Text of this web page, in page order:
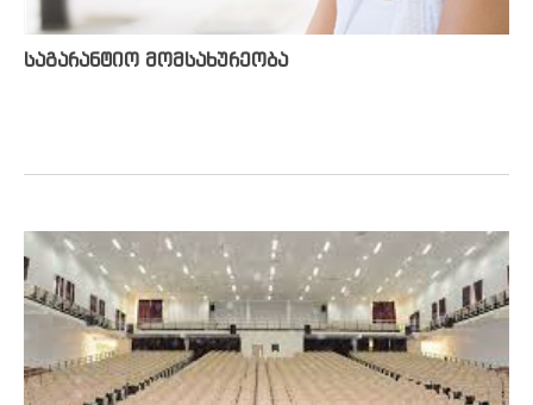
საგარანტიო მომსახურეობა